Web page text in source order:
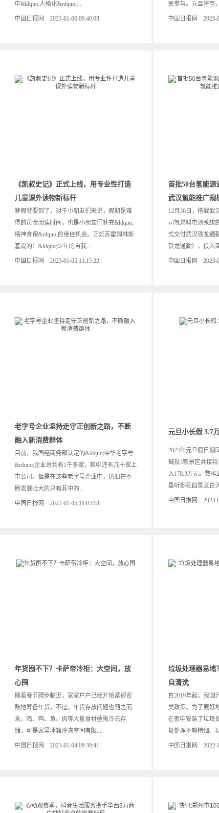
中&ldquo;人格化&rdquo;...
中国日报网 2023-01-06 09:40:03
民参与。元旦将至
中国日报网 2023-
《凯叔史记》正式上线，用专业性打造
儿童课外读物新标杆
寒假就要到了，对于小朋友们来说，假期是难
得的黄金阅读时间，也是小朋友们补充&ldquo;
精神食粮&rdquo;的绝佳机会。正如苏霍姆林斯
基说的：&ldquo;少年的自我...
中国日报网 2023-01-05 11:15:22
首批50台氢能源
武汉氢能推广规
12月30日，搭载武
司氢燃料电池系统
式交付武汉铁龙通
铁龙通勤），投入
中国日报网 2023-
老字号企业坚持走守正创新之路，不断
融入新消费群体
目前，我国经商务部认定的&ldquo;中华老字号
&rdquo;企业总共有1千多家，其中还有几十家上
市公司。但是在这些老字号企业中，仍旧在不
断发展壮大的只有其中的...
中国日报网 2023-01-05 11:03:18
元旦小长假 3.7
2023年元旦假日期
城投3家景区共接
入178.3万元。数
曼听御花园景区白
中国日报网 2023-
年货囤不下？卡萨帝冷柜：大空间，放
心囤
随着春节脚步临近，家家户户已经开始紧锣密
鼓地筹备年货。不过，年货存放问题也随之而
来。鸡、鸭、鱼、肉等大量食材亟需冷冻存
储，可是家里冰箱冷冻空间有限...
中国日报网 2023-01-04 09:39:41
垃圾处理器易堵
自清洗
自2019年起，我国
类政策。为了更好
在家中安装了垃圾
圾处理不够精细、
中国日报网 2022-